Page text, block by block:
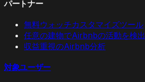
パートナー
無料ウォッチカスタマイズツール
任意の建物でAirbnbの活動を検出
収益重視のAirbnb分析
対象ユーザー